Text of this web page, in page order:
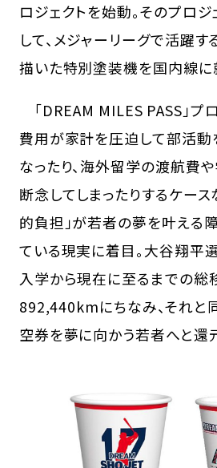
ロジェクトを始動。そのプロ
して、メジャーリーグで活躍
描いた特別塗装機を国内線に
「DREAM MILES PASS」プ
費用が家計を圧迫して部活動
なったり、海外留学の渡航費
断念してしまったりするケース
的負担」が若者の夢を叶える
ている現実に着目。大谷翔平
入学から現在に至るまでの総
892,440kmにちなみ、それと
空券を夢に向かう若者へと還